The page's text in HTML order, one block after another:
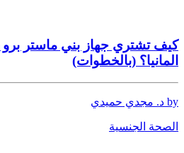
المانيا؟ (بالخطوات)
by د. مجدي حميدي
الصحة الجنسية